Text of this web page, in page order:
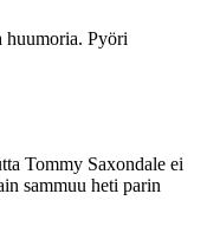
huumoria. Pyöri
Tommy Saxondale ei
sammuu heti parin